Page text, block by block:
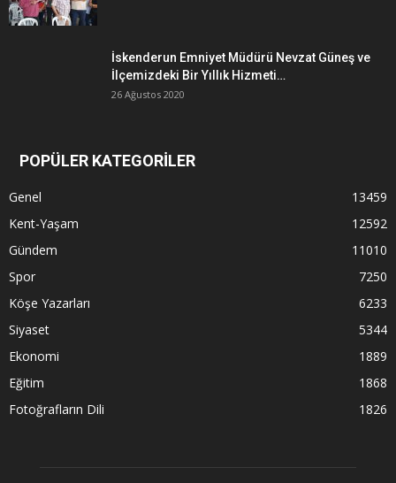
İskenderun Emniyet Müdürü Nevzat Güneş ve
İlçemizdeki Bir Yıllık Hizmeti…
26 Ağustos 2020
POPÜLER KATEGORİLER
Genel
13459
Kent-Yaşam
12592
Gündem
11010
Spor
7250
Köşe Yazarları
6233
Siyaset
5344
Ekonomi
1889
Eğitim
1868
Fotoğrafların Dili
1826